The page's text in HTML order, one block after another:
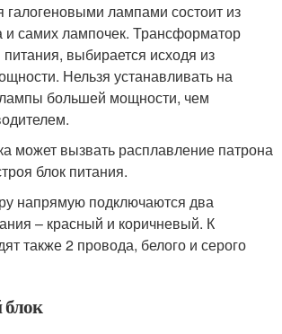
галогеновыми лампами состоит из
самих лампочек. Трансформатор
выбирается исходя из
Нельзя устанавливать на
большей мощности, чем
может вызвать расплавление патрона
блок питания.
напрямую подключаются два
– красный и коричневый. К
также 2 провода, белого и серого